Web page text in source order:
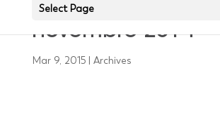
Select Page
de CMC fixée au
novembre 2014
Mar 9, 2015| Archives